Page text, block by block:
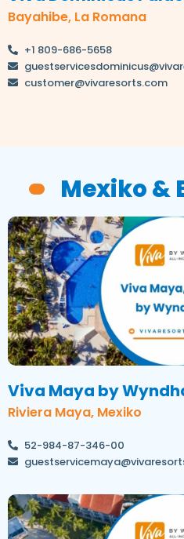
Bayahibe, La Romana
+1 809-686-5658
customer@vivaresorts.com
Mexiko &
Viva Maya by
Riviera Maya, Mexiko
52-984-87-346-00